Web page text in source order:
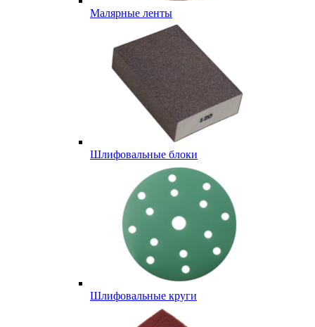
Малярные ленты
Шлифовальные блоки
Шлифовальные круги